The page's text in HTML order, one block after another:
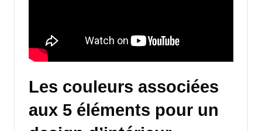
Les couleurs associées
aux 5 éléments pour un